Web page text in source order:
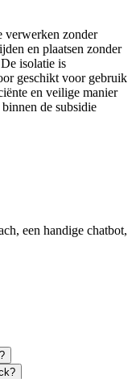
verwerken zonder
en plaatsen zonder
isolatie is
geschikt voor gebruik
en veilige manier
de subsidie
een handige chatbot,